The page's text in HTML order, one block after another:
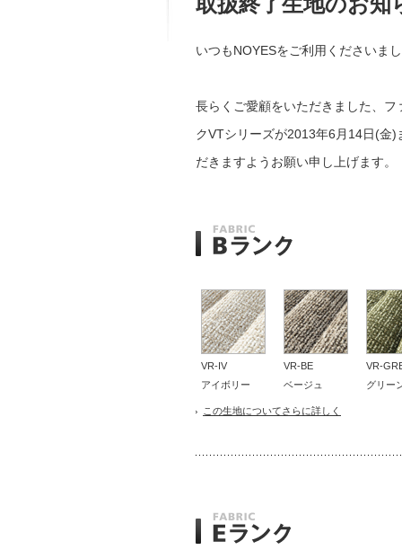
いつもNOYESをご利用くださいま
長らくご愛顧をいただきました、
クVTシリーズが2013年6月14日(金
だきますようお願い申し上げます。
VR-IV
アイボリー
VR-BE
ベージュ
VR-
グリー
この生地についてさらに詳しく